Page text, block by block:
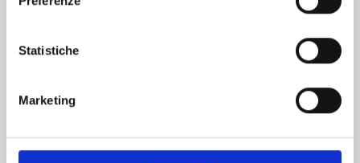
Statistiche
Marketing
06/10/2026